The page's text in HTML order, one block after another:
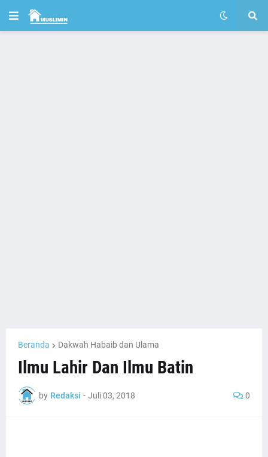
Beranda Dakwah Habaib dan Ulama
Ilmu Lahir Dan Ilmu Batin
by Redaksi - Juli 03, 2018 0